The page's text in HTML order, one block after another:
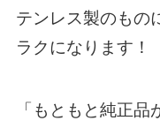
テンレス製のもの
ラクになります！
「もともと純正品